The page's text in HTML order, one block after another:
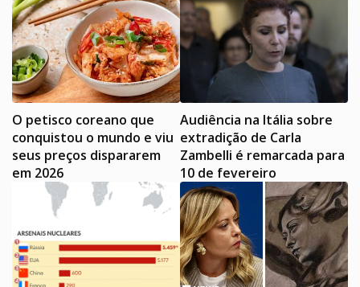
O petisco coreano que
conquistou o mundo e viu
seus preços dispararem
em 2026
Audiência na Itália sobre
extradição de Carla
Zambelli é remarcada para
10 de fevereiro